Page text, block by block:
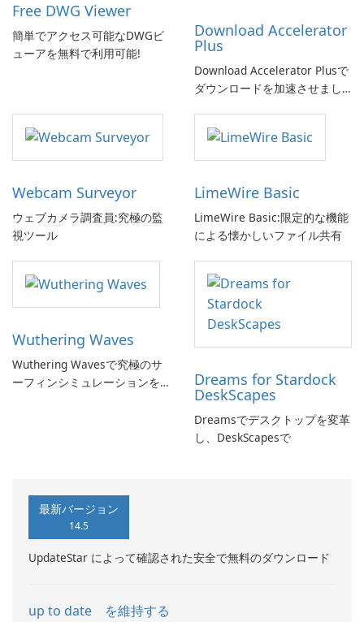
Free DWG Viewer
簡単でアクセス可能なDWGビ
ューアを無料で利用可能!
Download Accelerator
Plus
Download Accelerator Plusで
ダウンロードを加速させまし
Webcam Surveyor
ウェブカメラ調査員:究極の監
視ツール
LimeWire Basic
LimeWire Basic:限定的な機能
による懐かしいファイル共有
Wuthering Waves
Wuthering Wavesで究極のサ
ーフィンシミュレーションを
Dreams for Stardock
DeskScapes
Dreamsでデスクトップを変革
し、DeskScapesで
最新バージョン
14.5
UpdateStar によって確認された安全で無料のダウンロード
up to date を維持する